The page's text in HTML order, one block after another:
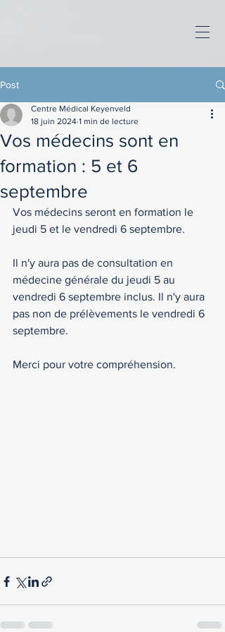
Post
Vos médecins sont en
formation : 5 et 6
septembre
Centre Médical Keyenveld
18 juin 2024 1 min de lecture
Vos médecins seront en formation le
jeudi 5 et le vendredi 6 septembre.
Il n'y aura pas de consultation en
médecine générale du jeudi 5 au
vendredi 6 septembre inclus. Il n'y aura
pas non de prélèvements le vendredi 6
septembre.
Merci pour votre compréhension.